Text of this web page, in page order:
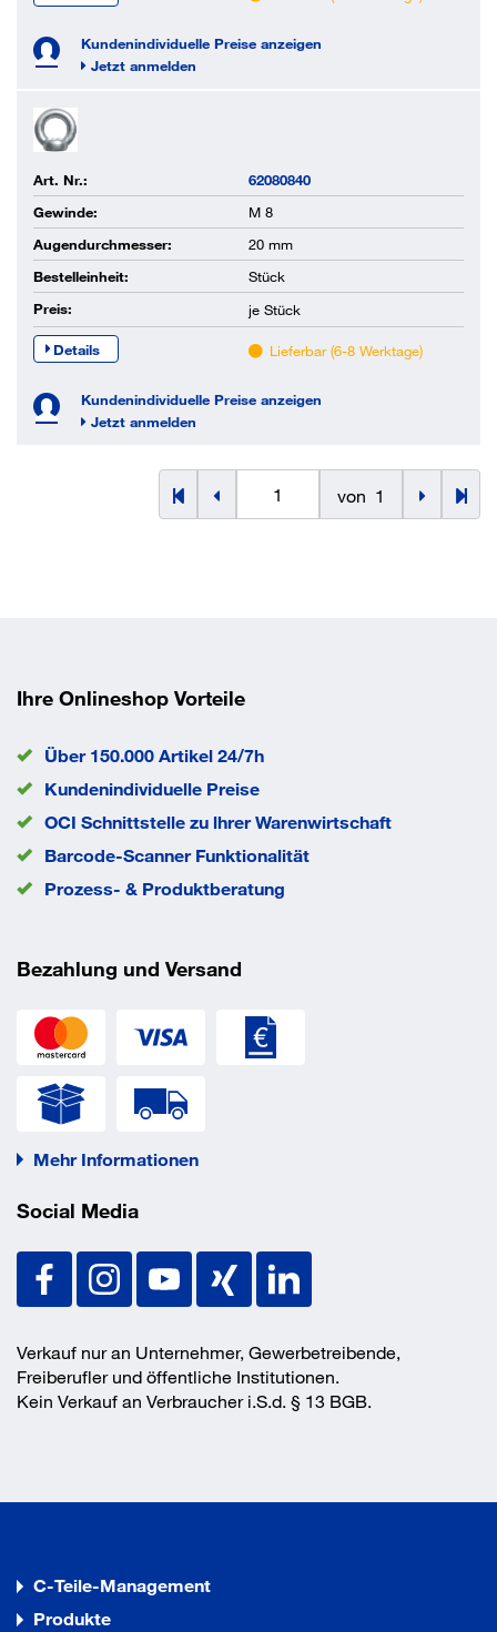
Kundenindividuelle Preise anzeigen
Jetzt anmelden
Art. Nr.:
62080840
Gewinde:
M 8
Augendurchmesser:
20 mm
Bestelleinheit:
Stück
Preis:
je Stück
Details Lieferbar (6-8 Werktage)
Kundenindividuelle Preise anzeigen
Jetzt anmelden
von 1
Ihre Onlineshop Vorteile
Über 150.000 Artikel 24/7h
Kundenindividuelle Preise
OCI Schnittstelle zu lhrer Warenwirtschaft
Barcode-Scanner Funktionalität
Prozess- & Produktberatung
Bezahlung und Versand
Mehr Informationen
Social Media
Verkauf nur an Unternehmer, Gewerbetreibende,
Freiberufler und öffentliche Institutionen.
Kein Verkauf an Verbraucher i.S.d. § 13 BGB.
C-Teile-Management
Produkte